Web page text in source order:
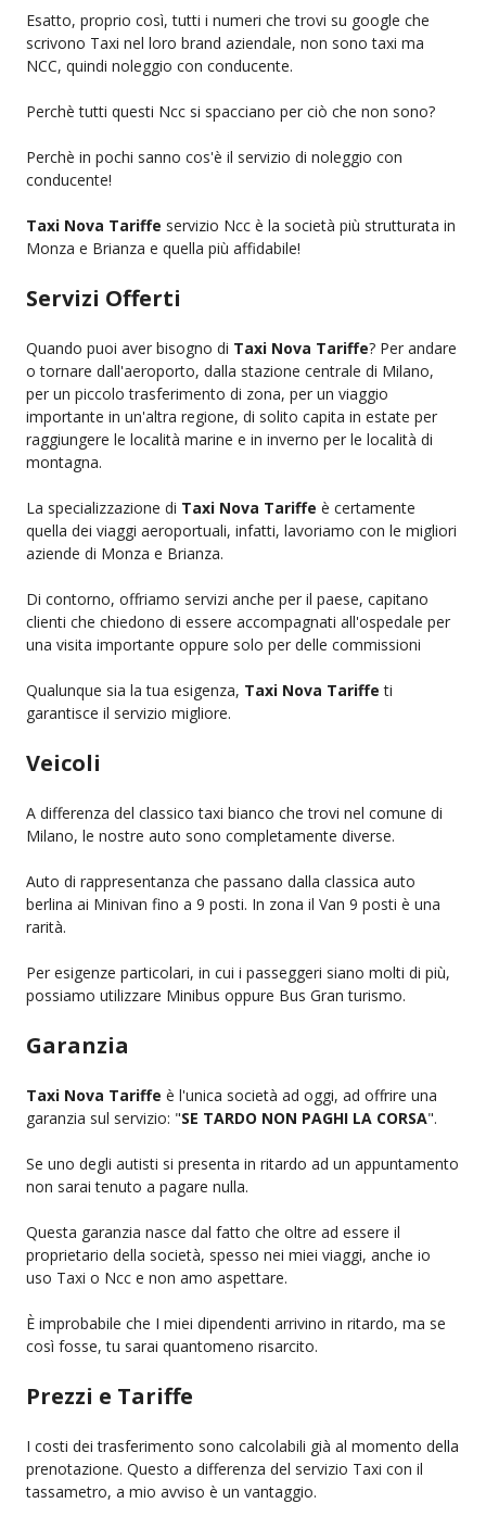
Esatto, proprio così, tutti i numeri che trovi su google che
scrivono Taxi nel loro brand aziendale, non sono taxi ma
NCC, quindi noleggio con conducente.
Perchè tutti questi Ncc si spacciano per ciò che non sono?
Perchè in pochi sanno cos'è il servizio di noleggio con
conducente!
Taxi Nova Tariffe servizio Ncc è la società più strutturata in
Monza e Brianza e quella più affidabile!
Servizi Offerti
Quando puoi aver bisogno di Taxi Nova Tariffe? Per andare
o tornare dall'aeroporto, dalla stazione centrale di Milano,
per un piccolo trasferimento di zona, per un viaggio
importante in un'altra regione, di solito capita in estate per
raggiungere le località marine e in inverno per le località di
montagna.
La specializzazione di Taxi Nova Tariffe è certamente
quella dei viaggi aeroportuali, infatti, lavoriamo con le migliori
aziende di Monza e Brianza.
Di contorno, offriamo servizi anche per il paese, capitano
clienti che chiedono di essere accompagnati all'ospedale per
una visita importante oppure solo per delle commissioni
Qualunque sia la tua esigenza, Taxi Nova Tariffe ti
garantisce il servizio migliore.
Veicoli
A differenza del classico taxi bianco che trovi nel comune di
Milano, le nostre auto sono completamente diverse.
Auto di rappresentanza che passano dalla classica auto
berlina ai Minivan fino a 9 posti. In zona il Van 9 posti è una
rarità.
Per esigenze particolari, in cui i passeggeri siano molti di più,
possiamo utilizzare Minibus oppure Bus Gran turismo.
Garanzia
Taxi Nova Tariffe è l'unica società ad oggi, ad offrire una
garanzia sul servizio: "SE TARDO NON PAGHI LA CORSA".
Se uno degli autisti si presenta in ritardo ad un appuntamento
non sarai tenuto a pagare nulla.
Questa garanzia nasce dal fatto che oltre ad essere il
proprietario della società, spesso nei miei viaggi, anche io
uso Taxi o Ncc e non amo aspettare.
È improbabile che I miei dipendenti arrivino in ritardo, ma se
così fosse, tu sarai quantomeno risarcito.
Prezzi e Tariffe
I costi dei trasferimento sono calcolabili già al momento della
prenotazione. Questo a differenza del servizio Taxi con il
tassametro, a mio avviso è un vantaggio.